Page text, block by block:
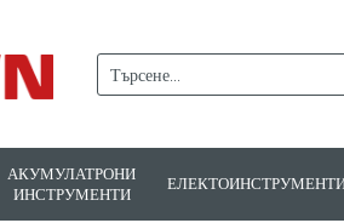
АКУМУЛАТРОНИ
ИНСТРУМЕНТИ